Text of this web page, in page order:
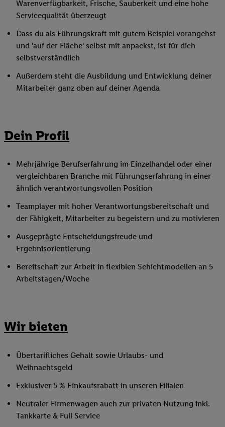
Warenverfügbarkeit, Frische, Sauberkeit und eine hohe
Servicequalität überzeugt
Dass du als Führungskraft mit gutem Beispiel vorangehst
und 'auf der Fläche' selbst mit anpackst, ist für dich
selbstverständlich
Außerdem steht die Ausbildung und Entwicklung deiner
Mitarbeiter ganz oben auf deiner Agenda
Dein Profil
Mehrjährige Berufserfahrung im Einzelhandel oder einer
vergleichbaren Branche mit Führungserfahrung in einer
ähnlich verantwortungsvollen Position
Teamplayer mit hoher Verantwortungsbereitschaft und
der Fähigkeit, Mitarbeiter zu begeistern und zu motivieren
Ausgeprägte Entscheidungsfreude und
Ergebnisorientierung
Bereitschaft zur Arbeit in flexiblen Schichtmodellen an 5
Arbeitstagen/Woche
Wir bieten
Übertarifliches Gehalt sowie Urlaubs- und
Weihnachtsgeld
Exklusiver 5 % Einkaufsrabatt in unseren Filialen
Neutraler Firmenwagen auch zur privaten Nutzung inkl.
Tankkarte & Full Service